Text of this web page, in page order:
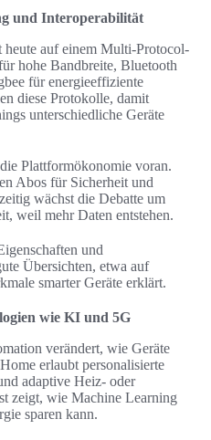
und Interoperabilität
heute auf einem Multi-Protocol-
hohe Bandbreite, Bluetooth
für energieeffiziente
diese Protokolle, damit
unterschiedliche Geräte
Plattformökonomie voran.
Abos für Sicherheit und
wächst die Debatte um
weil mehr Daten entstehen.
und
Übersichten, etwa auf
smarter Geräte erklärt.
wie KI und 5G
verändert, wie Geräte
erlaubt personalisierte
adaptive Heiz- oder
zeigt, wie Machine Learning
sparen kann.